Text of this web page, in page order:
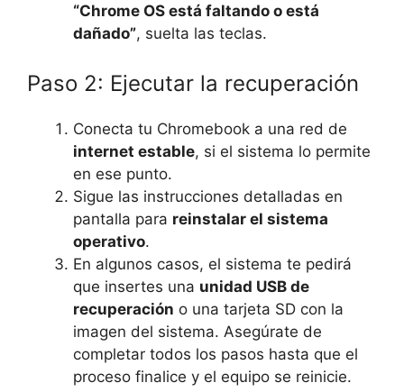
“Chrome OS está faltando o está
dañado”, suelta las teclas.
Paso 2: Ejecutar la recuperación
Conecta tu Chromebook a una red de
internet estable, si el sistema lo permite
en ese punto.
Sigue las instrucciones detalladas en
pantalla para reinstalar el sistema
operativo.
En algunos casos, el sistema te pedirá
que insertes una unidad USB de
recuperación o una tarjeta SD con la
imagen del sistema. Asegúrate de
completar todos los pasos hasta que el
proceso finalice y el equipo se reinicie.